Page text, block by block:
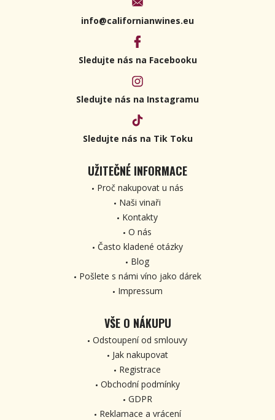
info@californianwines.eu
Sledujte nás na Facebooku
Sledujte nás na Instagramu
Sledujte nás na Tik Toku
UŽITEČNÉ INFORMACE
Proč nakupovat u nás
Naši vinaři
Kontakty
O nás
Často kladené otázky
Blog
Pošlete s námi víno jako dárek
Impressum
VŠE O NÁKUPU
Odstoupení od smlouvy
Jak nakupovat
Registrace
Obchodní podmínky
GDPR
Reklamace a vrácení